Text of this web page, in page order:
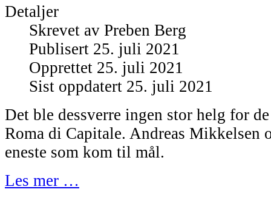
Detaljer
Skrevet av Preben Berg
Publisert 25. juli 2021
Opprettet 25. juli 2021
Sist oppdatert 25. juli 2021
Det ble dessverre ingen stor helg for
Roma di Capitale. Andreas Mikkelsen
eneste som kom til mål.
Les mer …